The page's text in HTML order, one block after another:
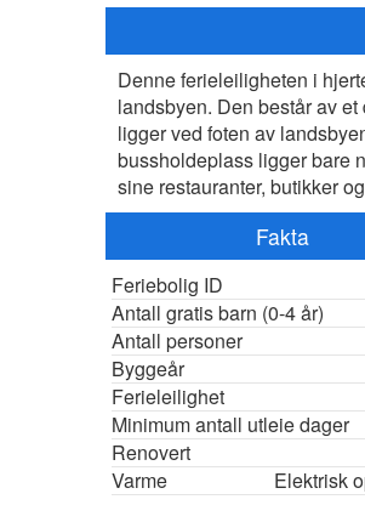
Denne ferieleiligheten i
landsbyen. Den består av
ligger ved foten av
bussholdeplass ligger bare
sine restauranter, butikker
Fakta
Feriebolig ID
Antall gratis barn (0-4 år)
Antall personer
Byggeår
Ferieleilighet
Minimum antall utleie dager
Renovert
Varme
Elektrisk